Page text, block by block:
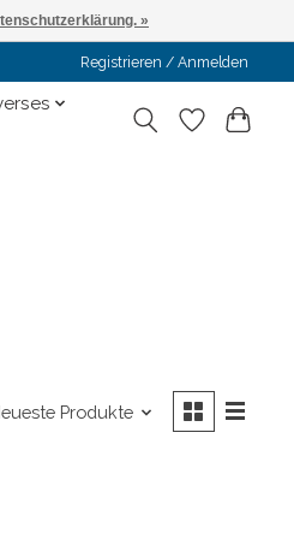
Registrieren / Anmelden
Produkte
»